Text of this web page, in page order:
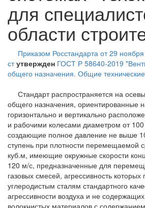
для
области
Приказом Росстандарта от 29
стутвержден ГОСТ Р 58640-2019
общего назначения. Общие
Стандарт распространяется на
общего назначения, ориентированные
горизонтально и вертикально
и рабочими колесами диаметром от
создающие полное давление не выше
ступень при плотности перемещаемой
куб.м, имеющие окружные скорости
120 м/с, предназначенные для
газовых смесей, агрессивность
углеродистым сталям стандартного
агрессивности воздуха и не
волокнистых материалов с